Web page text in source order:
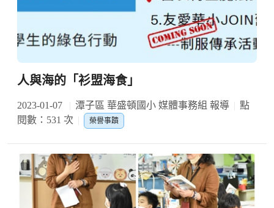
人與海的「衫盟海食」
2023-01-07 潭子區 華盛頓國小 媒體事務組 報導
點
閱數：531 次
榮譽事蹟